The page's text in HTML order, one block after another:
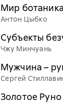
Мир
Антон Цыбко
Субъекты
Чжу Минчуань
Мужчина –
Сергей
Золотое Руно